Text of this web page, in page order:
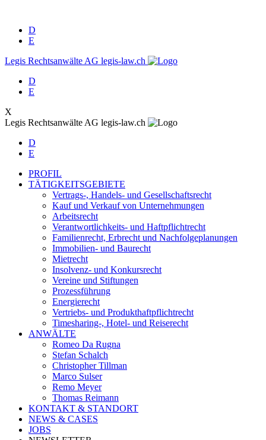
D
E
Legis Rechtsanwälte AG legis-law.ch
D
E
X
Legis Rechtsanwälte AG legis-law.ch
D
E
PROFIL
TÄTIGKEITSGEBIETE
Vertrags-, Handels- und Gesellschaftsrecht
Kauf und Verkauf von Unternehmungen
Arbeitsrecht
Verantwortlichkeits- und Haftpflichtrecht
Familienrecht, Erbrecht und Nachfolgeplanungen
Immobilien- und Baurecht
Mietrecht
Insolvenz- und Konkursrecht
Vereine und Stiftungen
Prozessführung
Energierecht
Vertriebs- und Produkthaftpflichtrecht
Timesharing-, Hotel- und Reiserecht
ANWÄLTE
Romeo Da Rugna
Stefan Schalch
Christopher Tillman
Marco Sulser
Remo Meyer
Thomas Reimann
KONTAKT & STANDORT
NEWS & CASES
JOBS